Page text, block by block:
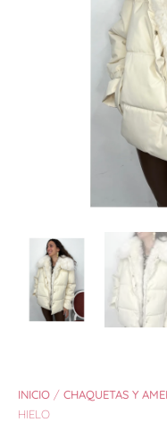
INICIO / CHAQUETAS Y
HIELO